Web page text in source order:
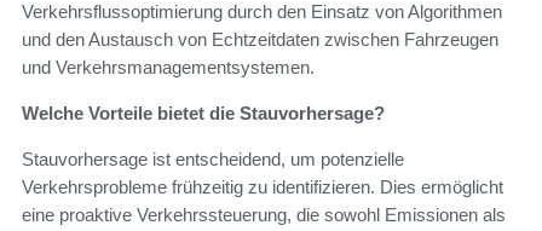
Verkehrsflussoptimierung durch den Einsatz von Algorithmen
und den Austausch von Echtzeitdaten zwischen Fahrzeugen
und Verkehrsmanagementsystemen.
Welche Vorteile bietet die Stauvorhersage?
Stauvorhersage ist entscheidend, um potenzielle
Verkehrsprobleme frühzeitig zu identifizieren. Dies ermöglicht
eine proaktive Verkehrssteuerung, die sowohl Emissionen als